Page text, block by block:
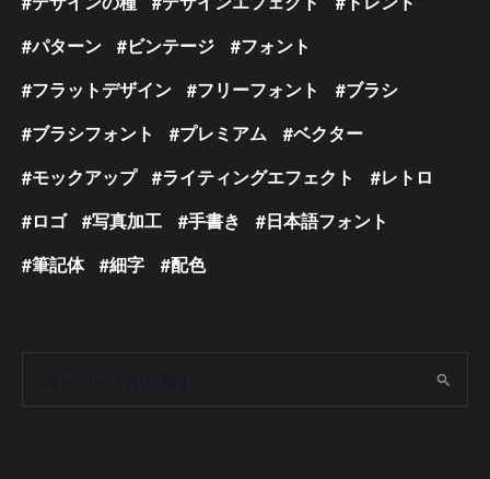
パターン
ビンテージ
フォント
フラットデザイン
フリーフォント
ブラシ
ブラシフォント
プレミアム
ベクター
モックアップ
ライティングエフェクト
レトロ
ロゴ
写真加工 手書き
日本語フォント
筆記体
細字 配色